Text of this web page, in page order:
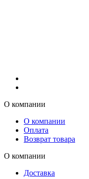
О компании
О компании
Оплата
Возврат товара
О компании
Доставка